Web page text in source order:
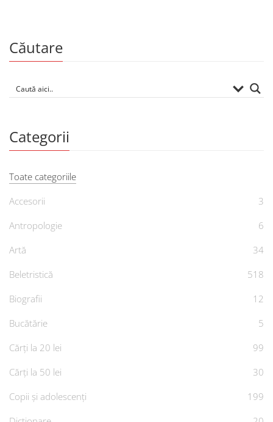
Căutare
Categorii
Toate categoriile
Accesorii
3
Antropologie
6
Artă
34
Beletristică
518
Biografii
12
Bucătărie
5
Cărți la 20 lei
99
Cărți la 50 lei
30
Copii și adolescenți
199